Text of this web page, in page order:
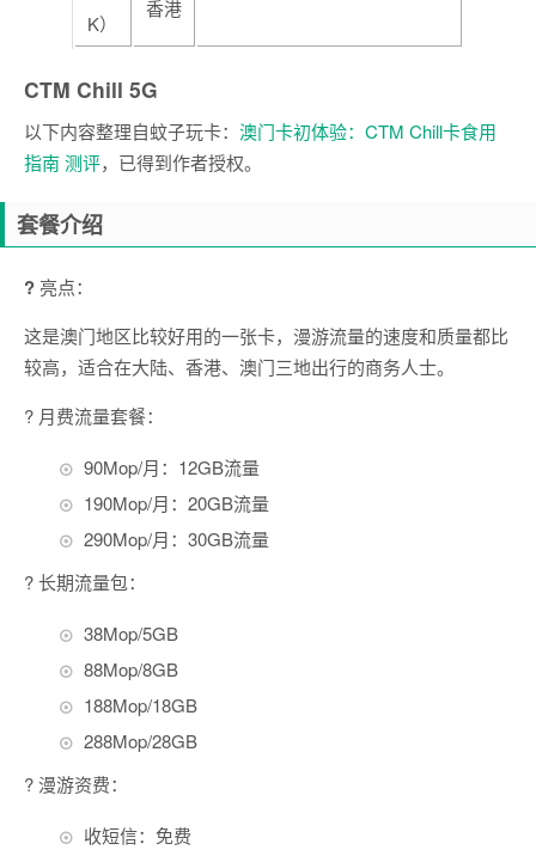
K）
香港
CTM Chill 5G
以下内容整理自蚊子玩卡： 澳门卡初体验：CTM Chill卡食用
指南 测评，已得到作者授权。
套餐介绍
? 亮点：
这是澳门地区比较好用的一张卡，漫游流量的速度和质量都比
较高，适合在大陆、香港、澳门三地出行的商务人士。
? 月费流量套餐：
90Mop/月：12GB流量
190Mop/月：20GB流量
290Mop/月：30GB流量
? 长期流量包：
38Mop/5GB
88Mop/8GB
188Mop/18GB
288Mop/28GB
? 漫游资费：
收短信：免费